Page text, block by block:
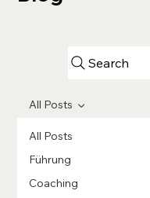
All Posts
Führung
Coaching
All Posts
Search